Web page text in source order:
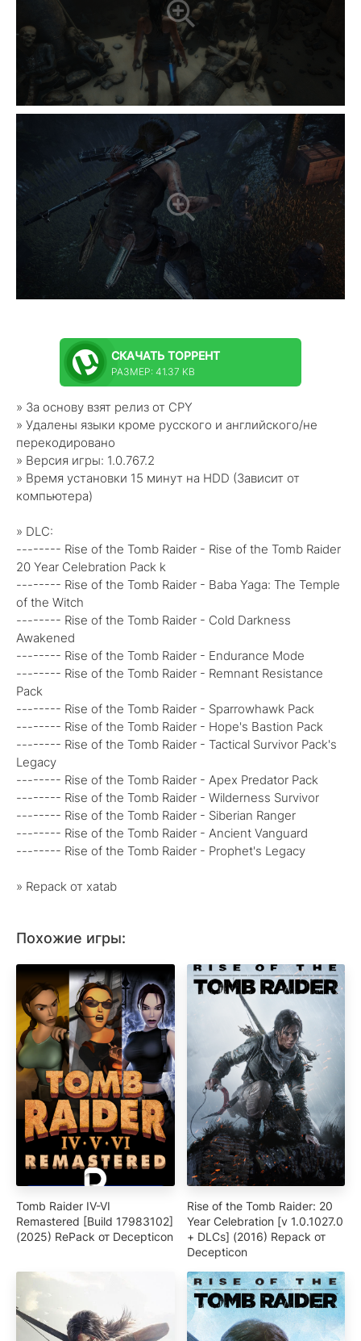
СКАЧАТЬ ТОРРЕНТ
РАЗМЕР: 41.37 KB
» За основу взят релиз от CPY
» Удалены языки кроме русского и английского/не
перекодировано
» Версия игры: 1.0.767.2
» Время установки 15 минут на HDD (Зависит от
компьютера)
» DLC:
-------- Rise of the Tomb Raider - Rise of the Tomb Raider
20 Year Celebration Pack k
-------- Rise of the Tomb Raider - Baba Yaga: The Temple
of the Witch
-------- Rise of the Tomb Raider - Cold Darkness
Awakened
-------- Rise of the Tomb Raider - Endurance Mode
-------- Rise of the Tomb Raider - Remnant Resistance
Pack
-------- Rise of the Tomb Raider - Sparrowhawk Pack
-------- Rise of the Tomb Raider - Hope's Bastion Pack
-------- Rise of the Tomb Raider - Tactical Survivor Pack's
Legacy
-------- Rise of the Tomb Raider - Apex Predator Pack
-------- Rise of the Tomb Raider - Wilderness Survivor
-------- Rise of the Tomb Raider - Siberian Ranger
-------- Rise of the Tomb Raider - Ancient Vanguard
-------- Rise of the Tomb Raider - Prophet's Legacy
» Repack от xatab
Похожие игры:
Tomb Raider IV-VI
Remastered [Build 17983102]
(2025) RePack от Decepticon
Rise of the Tomb Raider: 20
Year Celebration [v 1.0.1027.0
+ DLCs] (2016) Repack от
Decepticon